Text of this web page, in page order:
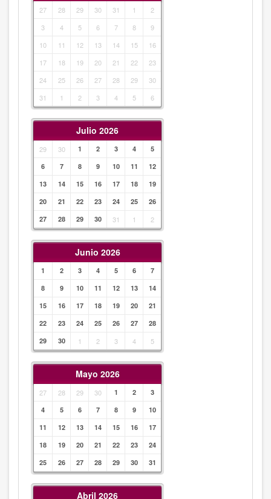
27 28 29 30 31 1
2
3
4 5 6 7 8
9
10
11 12 13 14 15
16
17
18 19 20 21 22
23
24
25 26 27 28 29
30
31
1 2 3 4 5 6
Julio 2026
29 30 1 2 3 4
5
6
7 8 9 10 11
12
13
14 15 16 17 18
19
20
21 22 23 24 25
26
27
28 29 30 31 1 2
Junio 2026
1 2 3 4 5 6
7
8
9 10 11 12 13
14
15
16 17 18 19 20
21
22
23 24 25 26 27
28
29
30 1 2 3 4 5
Mayo 2026
27 28 29 30 1 2
3
4
5 6 7 8 9
10
11
12 13 14 15 16
17
18
19 20 21 22 23
24
25
26 27 28 29 30 31
Abril 2026